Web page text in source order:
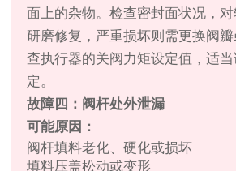
面上的杂物。检查密封面状况，
研磨修复，严重损坏则需更换阀
查执行器的关阀力矩设定值，适
定。
故障四：阀杆处外泄漏
可能原因：
阀杆填料老化、硬化或损坏
填料压盖松动或变形